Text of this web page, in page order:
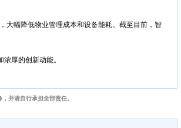
大幅降低物业管理成本和设备能耗。截至目前，智
厚的创新动能。
并请自行承担全部责任。